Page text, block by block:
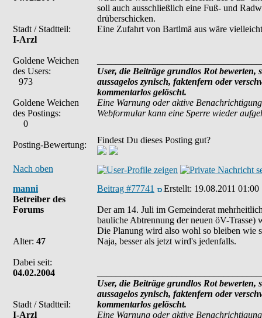
Stadt / Stadtteil:
I-Arzl
Goldene Weichen
des Users:
973
Goldene Weichen
des Postings:
0
Posting-Bewertung:
soll auch ausschließlich eine Fuß- und
drüberschicken.
Eine Zufahrt von Bartlmä aus wäre
User, die Beiträge grundlos Rot
aussagelos zynisch, faktenfern oder
kommentarlos gelöscht.
Eine Warnung oder aktive
Webformular kann eine Sperre wieder
Findest Du dieses Posting gut?
Nach oben
manni
Betreiber des
Forums
Alter: 47
Dabei seit:
04.02.2004
Stadt / Stadtteil:
I-Arzl
Beitrag #77741 Erstellt: 19.08.2011 01:00
Der am 14. Juli im Gemeinderat
bauliche Abtrennung der neuen öV-Trasse)
Die Planung wird also wohl so bleiben wie
Naja, besser als jetzt wird's jedenfalls.
User, die Beiträge grundlos Rot
aussagelos zynisch, faktenfern oder
kommentarlos gelöscht.
Eine Warnung oder aktive